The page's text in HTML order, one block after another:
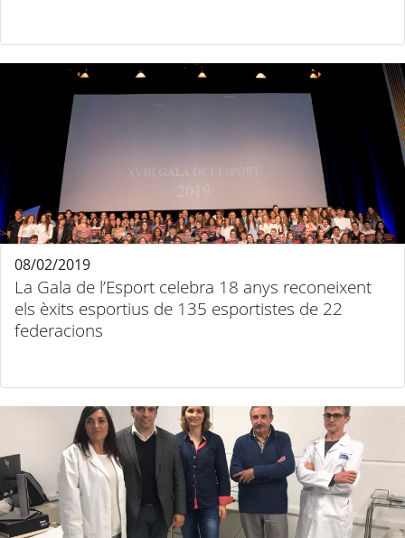
La Gala de l’Esport celebra 18 anys reconeixent
els èxits esportius de 135 esportistes de 22
federacions
08/02/2019